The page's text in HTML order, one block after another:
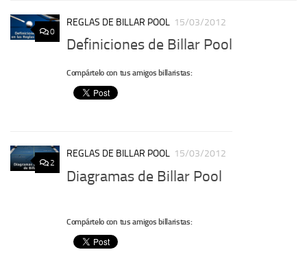
0
REGLAS DE BILLAR POOL 15/03/2012
Definiciones de Billar Pool
Compártelo con tus amigos billaristas:
2
REGLAS DE BILLAR POOL 15/03/2012
Diagramas de Billar Pool
Compártelo con tus amigos billaristas: